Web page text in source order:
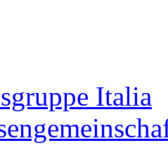
Italia